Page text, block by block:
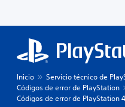
Inicio
Servicio técnico de
Códigos de error de PlayStation
Códigos de error de PlayStation 4